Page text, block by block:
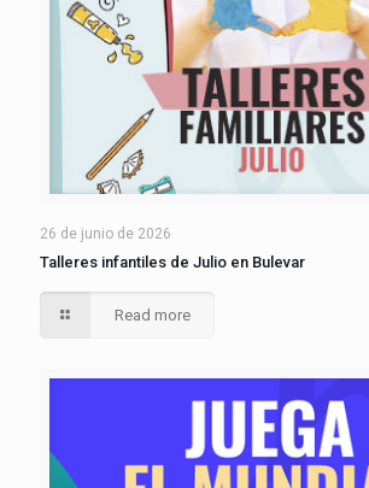
26 de junio de 2026
Talleres infantiles de Julio en Bulevar
Read more